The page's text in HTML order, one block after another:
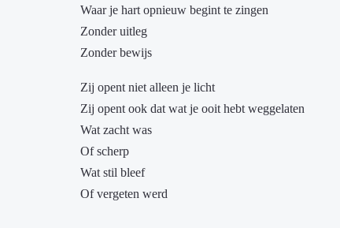
Waar je hart opnieuw begint te zingen
Zonder uitleg
Zonder bewijs
Zij opent niet alleen je licht
Zij opent ook dat wat je ooit hebt weggelaten
Wat zacht was
Of scherp
Wat stil bleef
Of vergeten werd